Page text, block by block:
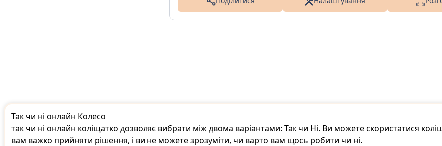
Так чи ні онлайн Колесо
так чи ні онлайн коліщатко дозволяє вибрати між двома варіантами: Так чи Ні. Ви можете скористатися
вам важко прийняти рішення, і ви не можете зрозуміти, чи варто вам щось робити чи ні.